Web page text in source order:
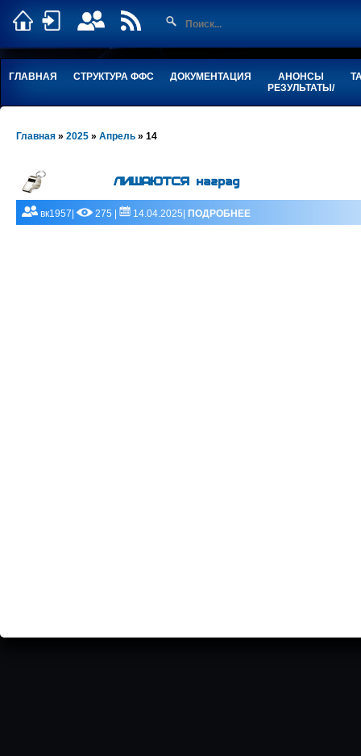
ГЛАВНАЯ СТРУКТУРА ФФС ДОКУМЕНТАЦИЯ
АНОНСЫ
РЕЗУЛЬТАТЫ/
Главная » 2025 » Апрель » 14
ЛИШАЮТСЯ наград
вк1957| 275 | 14.04.2025| ПОДРОБНЕЕ